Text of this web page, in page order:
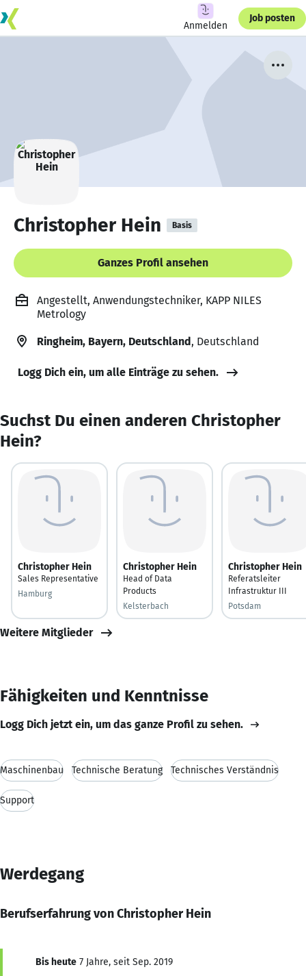
Anmelden
Job posten
Christopher Hein Basis
Ganzes Profil ansehen
Angestellt, Anwendungstechniker, KAPP NILES
Metrology
Ringheim, Bayern, Deutschland, Deutschland
Logg Dich ein, um alle Einträge zu sehen.
Suchst Du einen anderen Christopher
Hein?
Christopher Hein
Sales Representative
Hamburg
Christopher Hein
Head of Data
Products
Kelsterbach
Christopher Hein
Referatsleiter
Infrastruktur III
Potsdam
Weitere Mitglieder
Fähigkeiten und Kenntnisse
Logg Dich jetzt ein, um das ganze Profil zu sehen.
Maschinenbau Technische Beratung Technisches Verständnis
Support
Werdegang
Berufserfahrung von Christopher Hein
Bis heute 7 Jahre, seit Sep. 2019